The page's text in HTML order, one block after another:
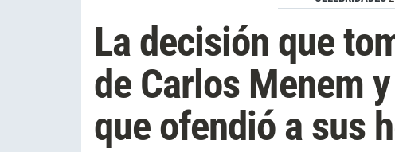
La decisión que
de Carlos Menem
que ofendió a sus